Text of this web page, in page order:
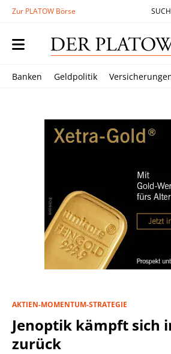
Zur PLATOW Börse
Banken Geldpolitik
AKTIEN-MOMENTUM-STRATEGIE
Jenoptik kämpft sich
zurück